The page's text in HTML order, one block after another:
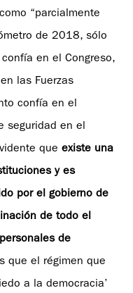
“parcialmente
de 2018, sólo
en el Congreso,
las Fuerzas
confía en el
seguridad en el
que existe una
y es
por el gobierno de
de todo el
de
que el régimen que
a la democracia’